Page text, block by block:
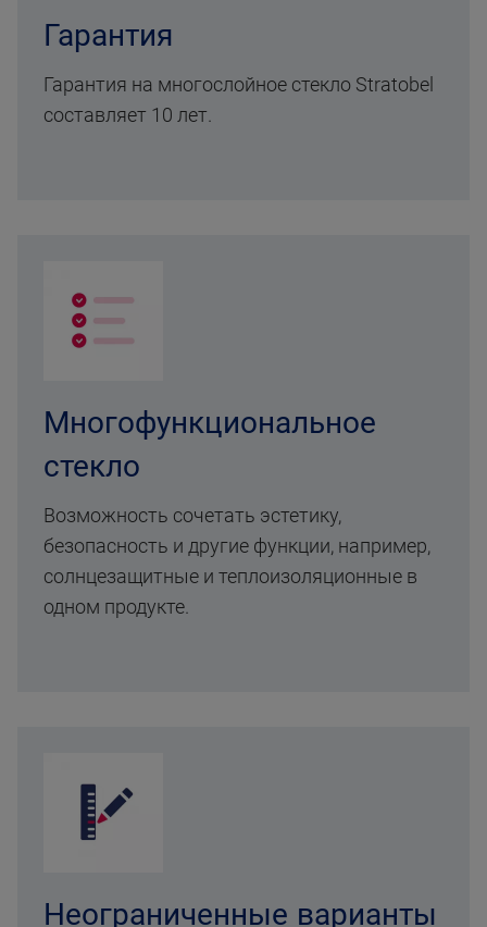
Гарантия
Гарантия на многослойное стекло Stratobel
составляет 10 лет.
Многофункциональное
стекло
Возможность сочетать эстетику,
безопасность и другие функции, например,
солнцезащитные и теплоизоляционные в
одном продукте.
Неограниченные варианты